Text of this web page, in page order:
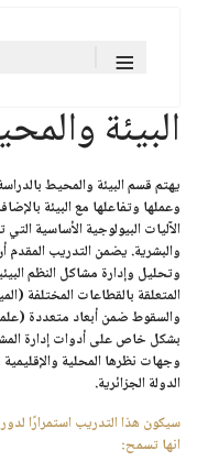
≡
البيئة
يهتم قسم البيئة والمحيط
وعملها وتفاعلها مع البيئة
الآليات البيولوجية الأساسية
والبشرية. يضمن التدريب المقدم
وتحليل وإدارة مشاكل النظم
المتعلقة بالقطاعات المختلفة
والسقوط ضمن أبعاد متعددة
بشكل خاص على أدوات إدارة
وجهات نظرها المحلية
الدولة الجزائرية.
سيكون هذا التدريب استمرارًا
انها تسمح: